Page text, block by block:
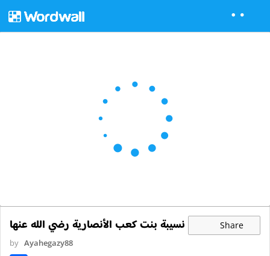
نسيبة بنت كعب الأنصارية رضي الله عنها Share
by Ayahegazy88